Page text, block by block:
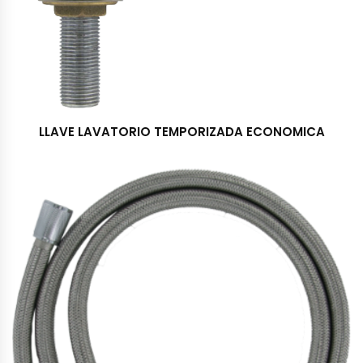
LLAVE LAVATORIO TEMPORIZADA ECONOMICA